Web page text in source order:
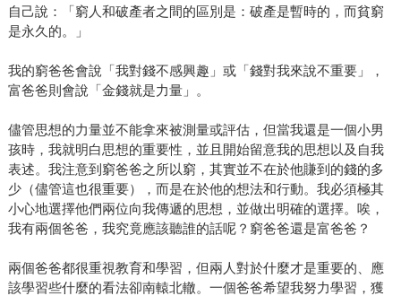
自己說：「窮人和破產者之間的區別是：破產是暫時的，而貧窮
是永久的。」
我的窮爸爸會說「我對錢不感興趣」或「錢對我來說不重要」，
富爸爸則會說「金錢就是力量」。
儘管思想的力量並不能拿來被測量或評估，但當我還是一個小男
孩時，我就明白思想的重要性，並且開始留意我的思想以及自我
表述。我注意到窮爸爸之所以窮，其實並不在於他賺到的錢的多
少（儘管這也很重要），而是在於他的想法和行動。我必須極其
小心地選擇他們兩位向我傳遞的思想，並做出明確的選擇。唉，
我有兩個爸爸，我究竟應該聽誰的話呢？窮爸爸還是富爸爸？
兩個爸爸都很重視教育和學習，但兩人對於什麼才是重要的、應
該學習些什麼的看法卻南轅北轍。一個爸爸希望我努力學習，獲